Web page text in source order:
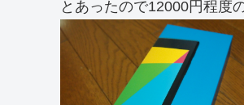
とあったので12000円程度